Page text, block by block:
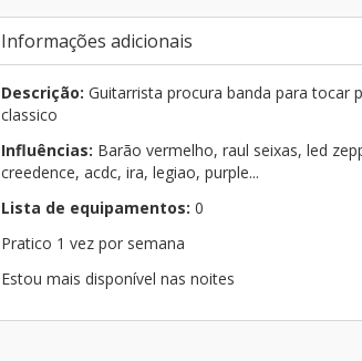
Informações adicionais
Descrição: Guitarrista procura banda para tocar
classico
Influências: Barão vermelho, raul seixas, led
creedence, acdc, ira, legiao, purple...
Lista de equipamentos: 0
Pratico 1 vez por semana
Estou mais disponível nas noites